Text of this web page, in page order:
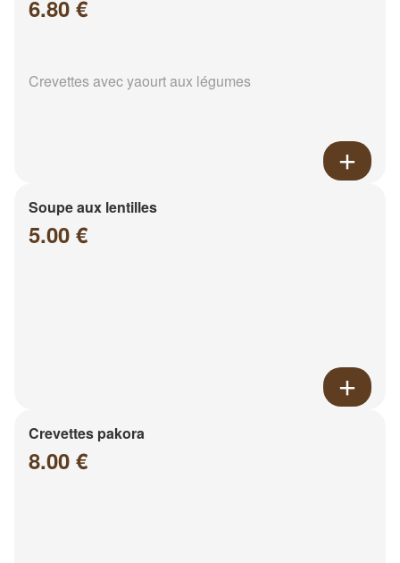
6.80 €
Crevettes avec yaourt aux légumes
Soupe aux lentilles
5.00 €
Crevettes pakora
8.00 €